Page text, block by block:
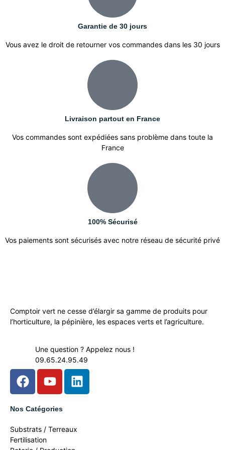
Garantie de 30 jours
Vous avez le droit de retourner vos commandes dans les 30 jours
Livraison partout en France
Vos commandes sont expédiées sans problème dans toute la
France
100% Sécurisé
Vos paiements sont sécurisés avec notre réseau de sécurité privé
Comptoir vert ne cesse d’élargir sa gamme de produits pour
l’horticulture, la pépinière, les espaces verts et l’agriculture.
Une question ? Appelez nous !
09.65.24.95.49
Nos Catégories
Substrats / Terreaux
Fertilisation